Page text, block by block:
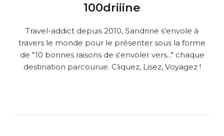
100driiine
Travel-addict depuis 2010, Sandrine s'envole à
travers le monde pour le présenter sous la forme
de "10 bonnes raisons de s'envoler vers..." chaque
destination parcourue. Cliquez, Lisez, Voyagez !